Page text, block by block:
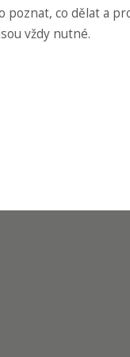
poznat, co dělat a
vždy nutné.